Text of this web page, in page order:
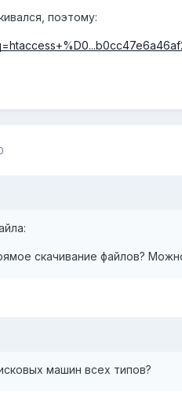
поэтому:
скачивание файлов?
машин всех типов?